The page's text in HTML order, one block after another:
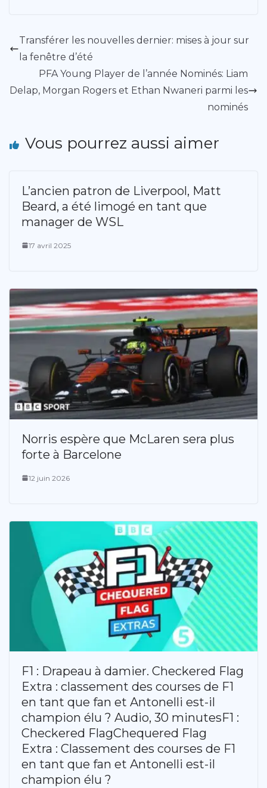
Transférer les nouvelles dernier: mises à jour sur
la fenêtre d’été
PFA Young Player de l’année Nominés: Liam
Delap, Morgan Rogers et Ethan Nwaneri parmi les
nominés
Vous pourrez aussi aimer
L’ancien patron de Liverpool, Matt
Beard, a été limogé en tant que
manager de WSL
17 avril 2025
Norris espère que McLaren sera plus
forte à Barcelone
12 juin 2026
F1 : Drapeau à damier. Checkered Flag
Extra : classement des courses de F1
en tant que fan et Antonelli est-il
champion élu ? Audio, 30 minutesF1 :
Checkered FlagChequered Flag
Extra : Classement des courses de F1
en tant que fan et Antonelli est-il
champion élu ?